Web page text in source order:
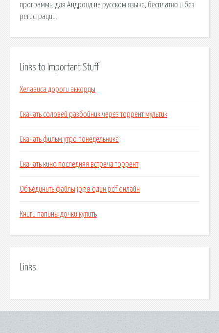
программы для Андроид на русском языке, бесплатно и без
регистрации.
Links to Important Stuff
Хелависа дороги аккорды
Скачать соловей разбойник через торрент мультик
Скачать фильм утро понедельника
Скачать кино последняя встреча торрент
Объединить файлы jpg в один pdf онлайн
Книги папины дочки купить
Links